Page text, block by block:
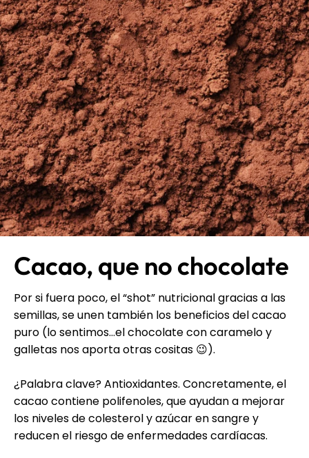
Cacao, que no chocolate
Por si fuera poco, el “shot” nutricional gracias a las
semillas, se unen también los beneficios del cacao
puro (lo sentimos…el chocolate con caramelo y
galletas nos aporta otras cositas 😉).
¿Palabra clave? Antioxidantes. Concretamente, el
cacao contiene polifenoles, que ayudan a mejorar
los niveles de colesterol y azúcar en sangre y
reducen el riesgo de enfermedades cardíacas.